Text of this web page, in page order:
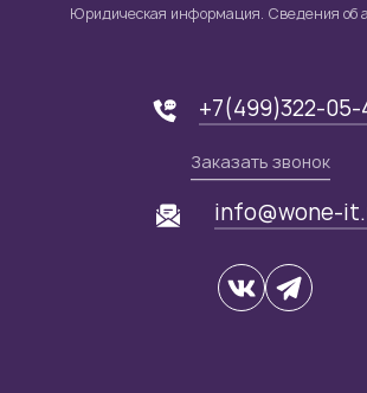
Юридическая информация. Сведения об
+7(499)322-05-
Заказать звонок
info@wone-